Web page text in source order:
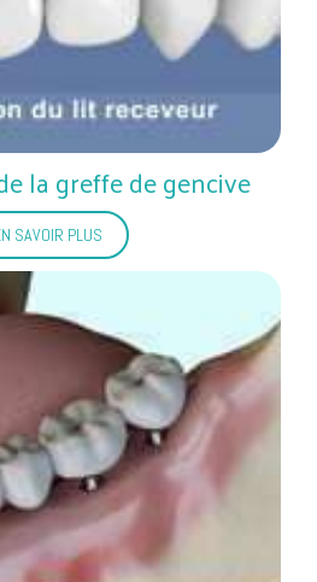
la greffe de gencive
SAVOIR PLUS